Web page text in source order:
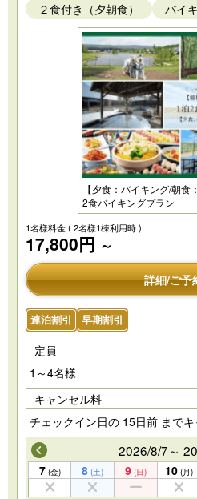
２食付き（夕朝食） バイ
【夕食：バイキング/朝食
2食バイキングプラン
1名様料金( 2名様1棟利用時 )
17,800円 ～
詳細/ご予
連泊割引 早期割引
定員
1～4名様
キャンセル料
チェックイン日の 15日前 まで
2026/8/7～
7 (金) 8 (土) 9 (日) 10 (月)